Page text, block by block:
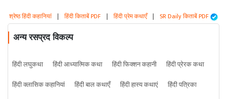
श्रेष्ठ हिंदी कहानियां | हिंदी किताबें PDF | हिंदी प्रेम कथाएँ | SR Daily किताबें PDF
अन्य रसप्रद विकल्प
हिंदी लघुकथा हिंदी आध्यात्मिक कथा हिंदी फिक्शन कहानी
हिंदी प्रेरक कथा
हिंदी क्लासिक कहानियां
हिंदी बाल कथाएँ हिंदी हास्य कथाएं
हिंदी पत्रिका